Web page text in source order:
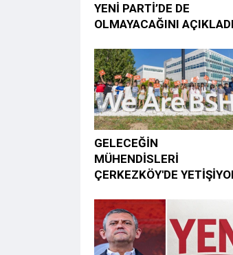
YENİ PARTİ’DE DE
OLMAYACAĞINI AÇIKLADI
GELECEĞİN
MÜHENDİSLERİ
ÇERKEZKÖY'DE